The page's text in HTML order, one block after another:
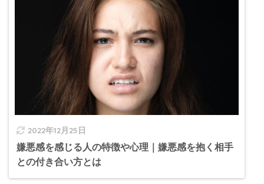
2022年12月25日
嫌悪感を感じる人の特徴や心理｜嫌悪感を抱く相手
との付き合い方とは